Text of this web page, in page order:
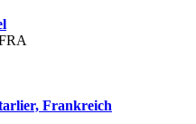
Frankreich